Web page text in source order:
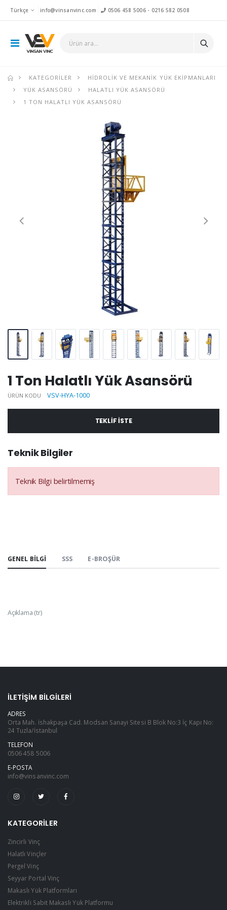
Türkçe info@vinsanvinc.com 0506 458 5006- 0216 582 0508
KATEGORILER
HIDROLIK VE MEKANIK YÜK EKIPMANLARI
YÜK ASANSÖRÜ
HALATLI YÜK ASANSÖRÜ
1 TON HALATLI YÜK ASANSÖRÜ
1 Ton Halatlı Yük Asansörü
ÜRÜN KODU VSV-HYA-1000
TEKLIF ISTE
Teknik Bilgiler
Teknik Bilgi belirtilmemiş
GENEL BILGI SSS E-BROŞÜR
Açıklama (tr)
İLETIŞIM BILGILERI
ADRES
Orta Mah. İshakpaşa Cad. Modsan Sanayi Sitesi B Blok No:3 İç Kapı No:
24 Tuzla/İstanbul
TELEFON
0506 458 5006
E-POSTA
info@vinsanvinc.com
KATEGORILER
Zincirli Vinç
Halatlı Vinçler
Pergel Vinç
Seyyar Portal Vinç
Makaslı Yük Platformları
Elektrikli Sabit Makaslı Yük Platformu